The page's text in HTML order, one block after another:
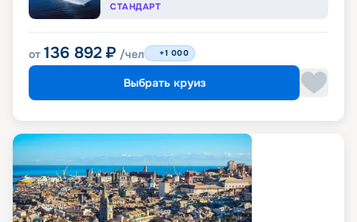
СТАНДАРТ
от 136 892 ₽ /чел +1 000
Выбрать круиз